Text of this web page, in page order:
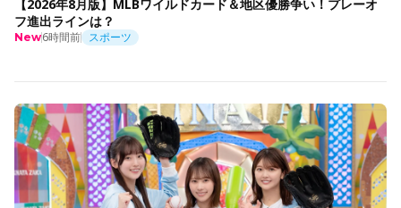
【2026年8月版】MLBワイルドカード＆地区優勝争い！プレーオ
フ進出ラインは？
New6時間前 スポーツ